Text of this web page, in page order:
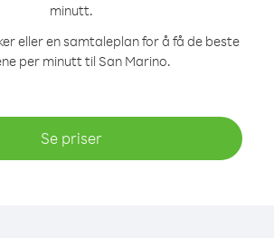
minutt.
eller en samtaleplan for å få de beste
per minutt til San Marino.
Se priser